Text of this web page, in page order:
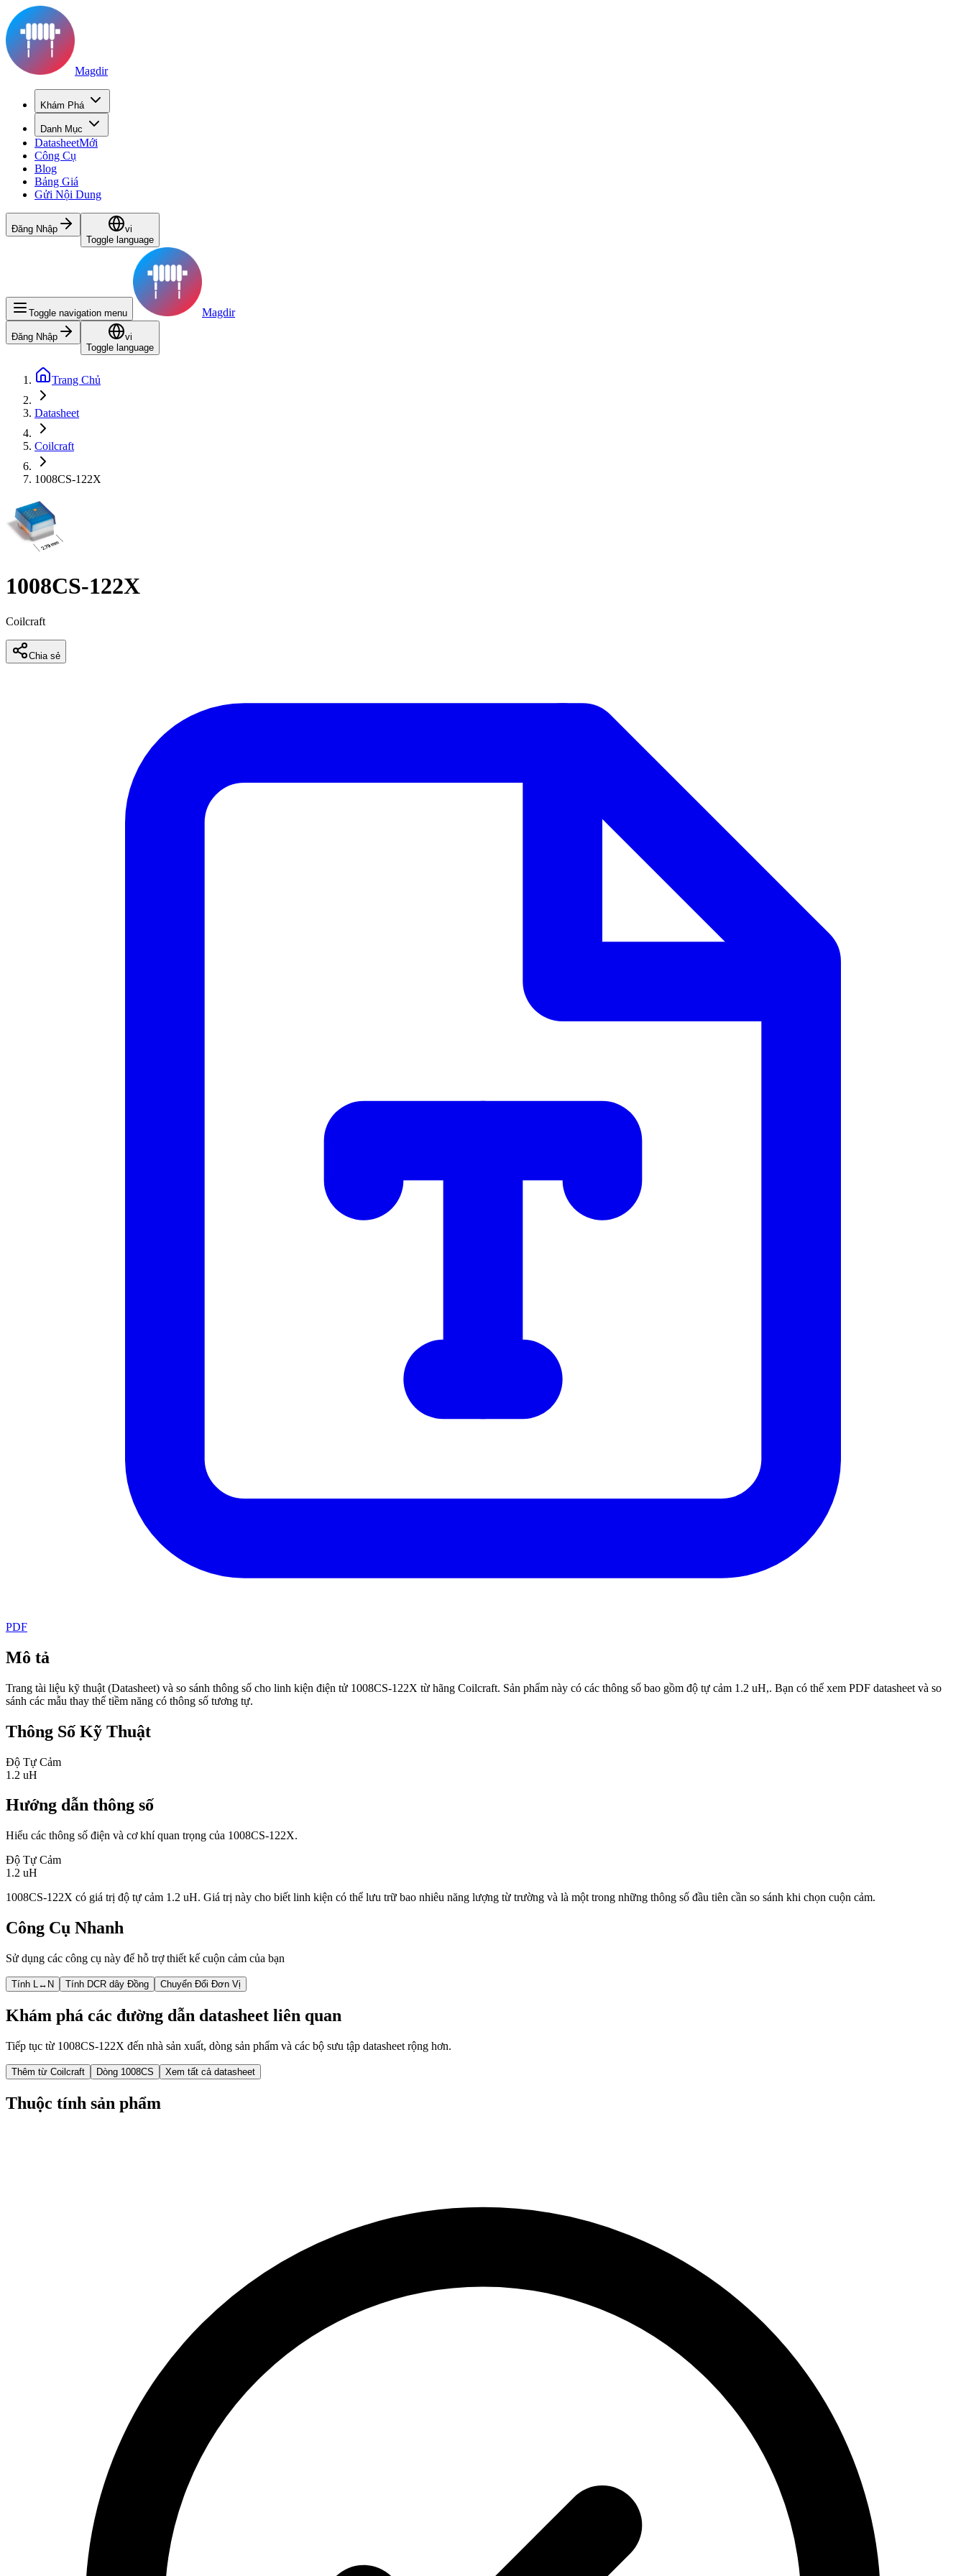
Magdir
Khám Phá
Danh Mục
DatasheetMới
Công Cụ
Blog
Bảng Giá
Gửi Nội Dung
Đăng Nhập
vi
Toggle language
Toggle navigation menu Magdir
Đăng Nhập
vi
Toggle language
Trang Chủ
Datasheet
Coilcraft
1008CS-122X
1008CS-122X
Coilcraft
Chia sẻ
PDF
Mô tả
Trang tài liệu kỹ thuật (Datasheet) và so sánh thông số cho linh kiện điện tử 1008CS-122X từ hãng Coilcraft. Sản phẩm này có các thông số bao gồm độ tự cảm 1.2 uH,. Bạn có thể xem PDF datasheet và so
sánh các mẫu thay thế tiềm năng có thông số tương tự.
Thông Số Kỹ Thuật
Độ Tự Cảm
1.2 uH
Hướng dẫn thông số
Hiểu các thông số điện và cơ khí quan trọng của 1008CS-122X.
Độ Tự Cảm
1.2 uH
1008CS-122X có giá trị độ tự cảm 1.2 uH. Giá trị này cho biết linh kiện có thể lưu trữ bao nhiêu năng lượng từ trường và là một trong những thông số đầu tiên cần so sánh khi chọn cuộn cảm.
Công Cụ Nhanh
Sử dụng các công cụ này để hỗ trợ thiết kế cuộn cảm của bạn
Tính L↔N Tính DCR dây Đồng Chuyển Đổi Đơn Vị
Khám phá các đường dẫn datasheet liên quan
Tiếp tục từ 1008CS-122X đến nhà sản xuất, dòng sản phẩm và các bộ sưu tập datasheet rộng hơn.
Thêm từ Coilcraft Dòng 1008CS Xem tất cả datasheet
Thuộc tính sản phẩm